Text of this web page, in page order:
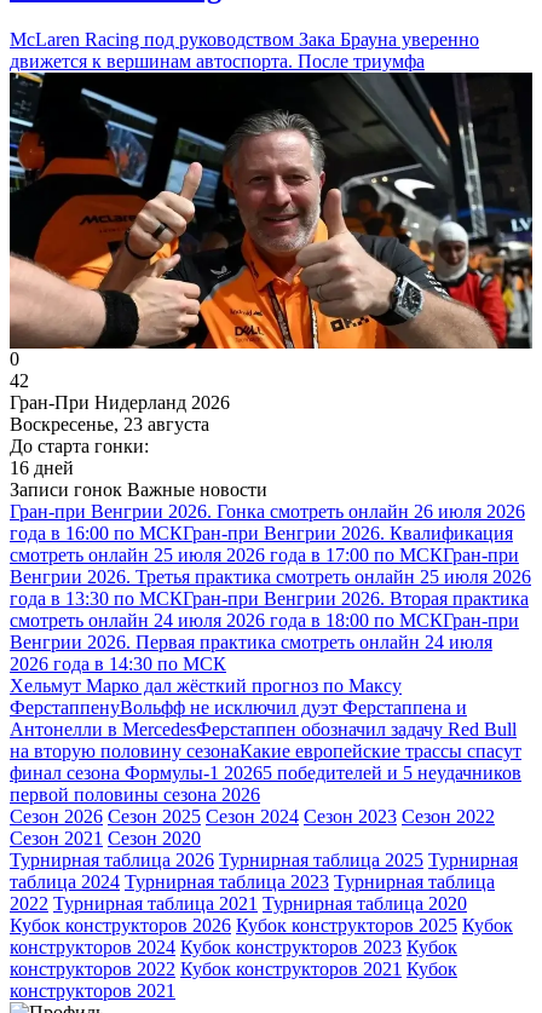
McLaren Racing под руководством Зака Брауна уверенно
движется к вершинам автоспорта. После триумфа
0
42
Гран-При Нидерланд 2026
Воскресенье, 23 августа
До старта гонки:
16 дней
Записи гонок Важные новости
Гран-при Венгрии 2026. Гонка смотреть онлайн 26 июля 2026
года в 16:00 по МСКГран-при Венгрии 2026. Квалификация
смотреть онлайн 25 июля 2026 года в 17:00 по МСКГран-при
Венгрии 2026. Третья практика смотреть онлайн 25 июля 2026
года в 13:30 по МСКГран-при Венгрии 2026. Вторая практика
смотреть онлайн 24 июля 2026 года в 18:00 по МСКГран-при
Венгрии 2026. Первая практика смотреть онлайн 24 июля
2026 года в 14:30 по МСК
Хельмут Марко дал жёсткий прогноз по Максу
ФерстаппенуВольфф не исключил дуэт Ферстаппена и
Антонелли в MercedesФерстаппен обозначил задачу Red Bull
на вторую половину сезонаКакие европейские трассы спасут
финал сезона Формулы-1 20265 победителей и 5 неудачников
первой половины сезона 2026
Сезон 2026 Сезон 2025 Сезон 2024 Сезон 2023 Сезон 2022
Сезон 2021 Сезон 2020
Турнирная таблица 2026 Турнирная таблица 2025 Турнирная
таблица 2024 Турнирная таблица 2023 Турнирная таблица
2022 Турнирная таблица 2021 Турнирная таблица 2020
Кубок конструкторов 2026 Кубок конструкторов 2025 Кубок
конструкторов 2024 Кубок конструкторов 2023 Кубок
конструкторов 2022 Кубок конструкторов 2021 Кубок
конструкторов 2021